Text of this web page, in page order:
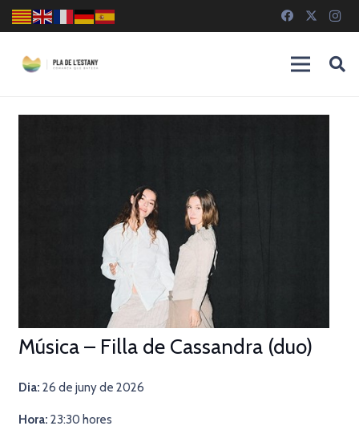
Música – Filla de Cassandra (duo)
Dia: 26 de juny de 2026
Hora: 23:30 hores